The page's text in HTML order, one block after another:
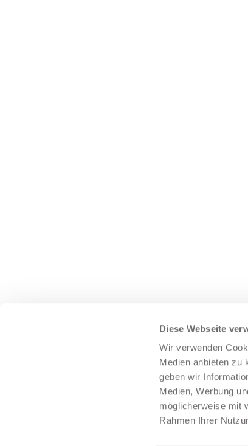
Diese Webseite
Wir verwenden
Medien anbieten zu
geben wir
Medien, Werbung
möglicherweise mit
Rahmen Ihrer